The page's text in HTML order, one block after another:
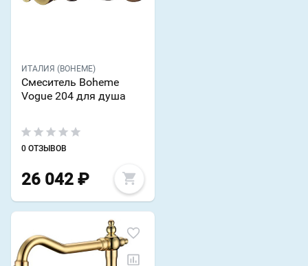
ИТАЛИЯ (BOHEME)
Смеситель Boheme
Vogue 204 для душа
0 ОТЗЫВОВ
26 042 ₽